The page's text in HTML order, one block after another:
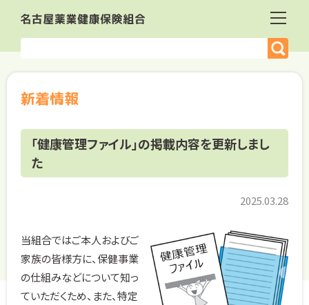
新着情報
「健康管理ファイル」の掲載内容を更新しまし
た
2025.03.28
当組合ではご本人およびご
家族の皆様方に、保健事業
の仕組みなどについて知っ
ていただくため、また、特定